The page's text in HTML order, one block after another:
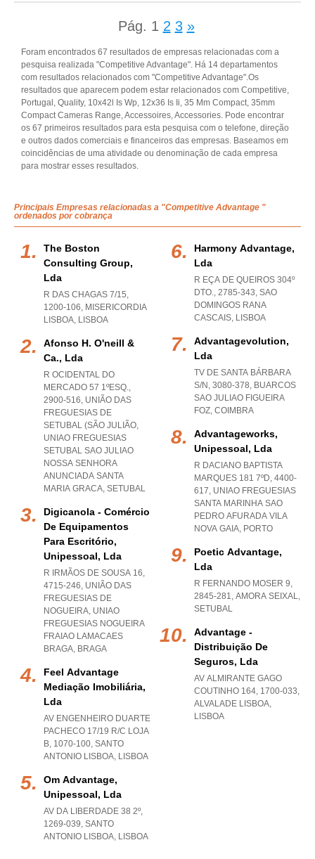
Pág. 1 2 3 »
Foram encontrados 67 resultados de empresas relacionadas com a
pesquisa realizada "Competitive Advantage". Há 14 departamentos
com resultados relacionados com "Competitive Advantage".Os
resultados que aparecem podem estar relacionados com Competitive,
Portugal, Quality, 10x42l Is Wp, 12x36 Is Ii, 35 Mm Compact, 35mm
Compact Cameras Range, Accessoires, Accessories. Pode encontrar
os 67 primeiros resultados para esta pesquisa com o telefone, direção
e outros dados comerciais e financeiros das empresas. Baseamos em
coincidências de uma atividade ou denominação de cada empresa
para mostrar esses resultados.
Principais Empresas relacionadas a "Competitive Advantage "
ordenados por cobrança
The Boston
Consulting Group,
Lda
R DAS CHAGAS 7/15,
1200-106, MISERICORDIA
LISBOA, LISBOA
Afonso H. O'neill &
Ca., Lda
R OCIDENTAL DO
MERCADO 57 1ºESQ.,
2900-516, UNIÃO DAS
FREGUESIAS DE
SETUBAL (SÃO JULIÃO,
UNIAO FREGUESIAS
SETUBAL SAO JULIAO
NOSSA SENHORA
ANUNCIADA SANTA
MARIA GRACA, SETUBAL
Digicanola - Comércio
De Equipamentos
Para Escritório,
Unipessoal, Lda
R IRMÃOS DE SOUSA 16,
4715-246, UNIÃO DAS
FREGUESIAS DE
NOGUEIRA, UNIAO
FREGUESIAS NOGUEIRA
FRAIAO LAMACAES
BRAGA, BRAGA
Feel Advantage
Mediação Imobiliária,
Lda
AV ENGENHEIRO DUARTE
PACHECO 17/19 R/C LOJA
B, 1070-100, SANTO
ANTONIO LISBOA, LISBOA
Om Advantage,
Unipessoal, Lda
AV DA LIBERDADE 38 2º,
1269-039, SANTO
ANTONIO LISBOA, LISBOA
Harmony Advantage,
Lda
R EÇA DE QUEIROS 304º
DTO., 2785-343, SAO
DOMINGOS RANA
CASCAIS, LISBOA
Advantagevolution,
Lda
TV DE SANTA BÁRBARA
S/N, 3080-378, BUARCOS
SAO JULIAO FIGUEIRA
FOZ, COIMBRA
Advantageworks,
Unipessoal, Lda
R DACIANO BAPTISTA
MARQUES 181 7ºD, 4400-
617, UNIAO FREGUESIAS
SANTA MARINHA SAO
PEDRO AFURADA VILA
NOVA GAIA, PORTO
Poetic Advantage,
Lda
R FERNANDO MOSER 9,
2845-281, AMORA SEIXAL,
SETUBAL
Advantage -
Distribuição De
Seguros, Lda
AV ALMIRANTE GAGO
COUTINHO 164, 1700-033,
ALVALADE LISBOA,
LISBOA